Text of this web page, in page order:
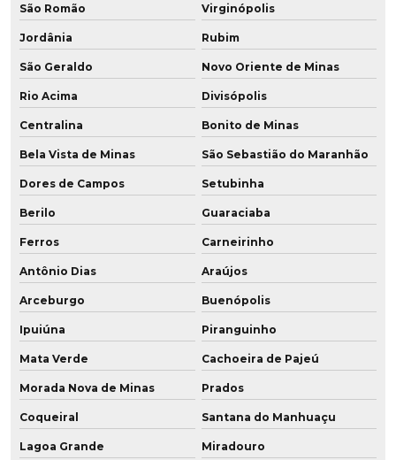
São Romão Virginópolis
Jordânia Rubim
São Geraldo Novo Oriente de Minas
Rio Acima Divisópolis
Centralina Bonito de Minas
Bela Vista de Minas São Sebastião do Maranhão
Dores de Campos Setubinha
Berilo Guaraciaba
Ferros Carneirinho
Antônio Dias Araújos
Arceburgo Buenópolis
Ipuiúna Piranguinho
Mata Verde Cachoeira de Pajeú
Morada Nova de Minas Prados
Coqueiral Santana do Manhuaçu
Lagoa Grande Miradouro